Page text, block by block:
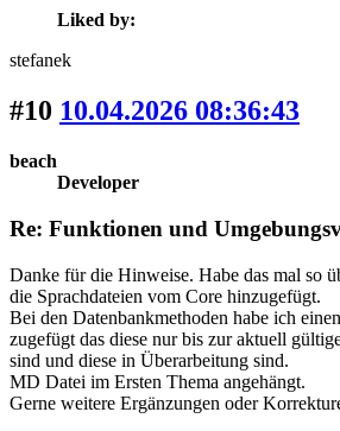
Liked by:
stefanek
#10 10.04.2026 08:36:43
beach
Developer
Re: Funktionen und
Danke für die Hinweise. Habe das mal so
die Sprachdateien vom Core hinzugefügt.
Bei den Datenbankmethoden habe ich
zugefügt das diese nur bis zur aktuell
sind und diese in Überarbeitung sind.
MD Datei im Ersten Thema angehängt.
Gerne weitere Ergänzungen oder